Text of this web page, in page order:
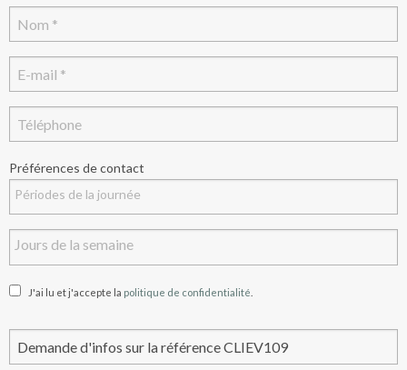
Préférences de contact
J'ai lu et j'accepte la politique de confidentialité